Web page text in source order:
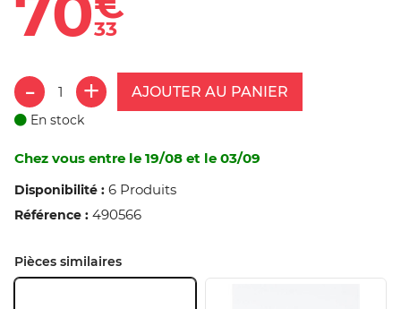
33
AJOUTER AU PANIER
En stock
Chez vous entre le 19/08 et le 03/09
Disponibilité : 6 Produits
Référence : 490566
Pièces similaires